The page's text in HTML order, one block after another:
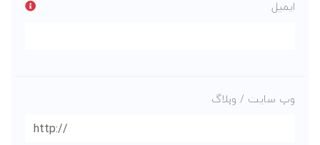
ایمیل
وب سایت / وبلاگ